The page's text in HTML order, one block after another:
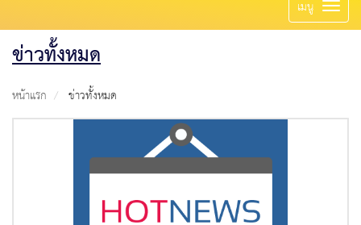
เมนู Toggle
ข่าวทั้งหมด
หน้าแรก ข่าวทั้งหมด